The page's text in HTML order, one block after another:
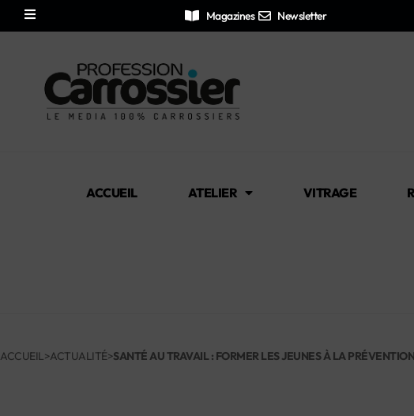
Magazines Newsletter
ACCUEIL ATELIER VITRAGE
ACCUEIL >ACTUALITÉ>SANTÉ AU TRAVAIL : FORMER LES JEUNES À LA